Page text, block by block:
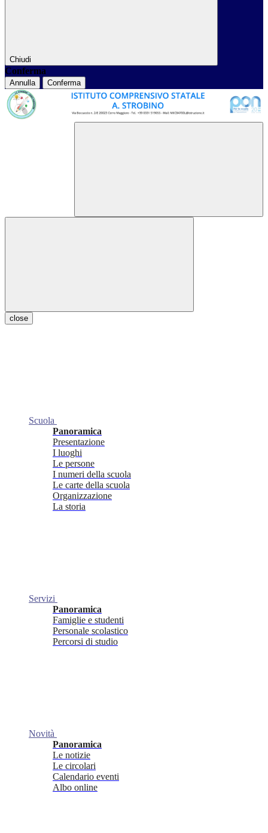
Chiudi
Conferma
Annulla Conferma
close
Scuola
Panoramica
Presentazione
I luoghi
Le persone
I numeri della scuola
Le carte della scuola
Organizzazione
La storia
Servizi
Panoramica
Famiglie e studenti
Personale scolastico
Percorsi di studio
Novità
Panoramica
Le notizie
Le circolari
Calendario eventi
Albo online